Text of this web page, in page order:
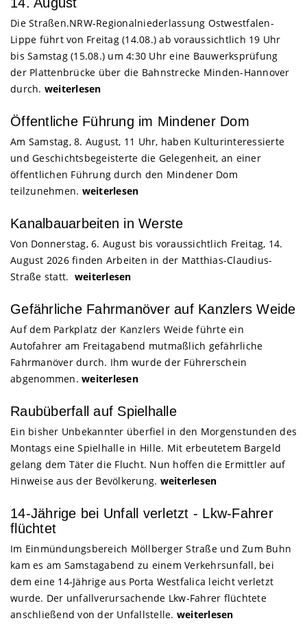
Die Straßen.NRW-Regionalniederlassung Ostwestfalen-
Lippe führt von Freitag (14.08.) ab voraussichtlich 19 Uhr
bis Samstag (15.08.) um 4:30 Uhr eine Bauwerksprüfung
der Plattenbrücke über die Bahnstrecke Minden-Hannover
durch. weiterlesen
Öffentliche Führung im Mindener Dom
Am Samstag, 8. August, 11 Uhr, haben Kulturinteressierte
und Geschichtsbegeisterte die Gelegenheit, an einer
öffentlichen Führung durch den Mindener Dom
teilzunehmen. weiterlesen
Kanalbauarbeiten in Werste
Von Donnerstag, 6. August bis voraussichtlich Freitag, 14.
August 2026 finden Arbeiten in der Matthias-Claudius-
Straße statt. weiterlesen
Gefährliche Fahrmanöver auf Kanzlers Weide
Auf dem Parkplatz der Kanzlers Weide führte ein
Autofahrer am Freitagabend mutmaßlich gefährliche
Fahrmanöver durch. Ihm wurde der Führerschein
abgenommen. weiterlesen
Raubüberfall auf Spielhalle
Ein bisher Unbekannter überfiel in den Morgenstunden des
Montags eine Spielhalle in Hille. Mit erbeutetem Bargeld
gelang dem Täter die Flucht. Nun hoffen die Ermittler auf
Hinweise aus der Bevölkerung. weiterlesen
14-Jährige bei Unfall verletzt - Lkw-Fahrer
flüchtet
Im Einmündungsbereich Möllberger Straße und Zum Buhn
kam es am Samstagabend zu einem Verkehrsunfall, bei
dem eine 14-Jährige aus Porta Westfalica leicht verletzt
wurde. Der unfallverursachende Lkw-Fahrer flüchtete
anschließend von der Unfallstelle. weiterlesen